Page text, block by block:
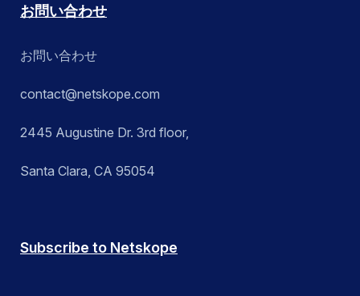
お問い合わせ
お問い合わせ
contact@netskope.com
2445 Augustine Dr. 3rd floor,
Santa Clara, CA 95054
Subscribe to Netskope